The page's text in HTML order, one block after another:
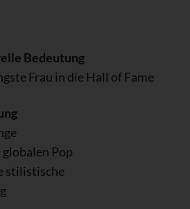
Bedeutung
Frau in die Hall of Fame
globalen Pop
stilistische